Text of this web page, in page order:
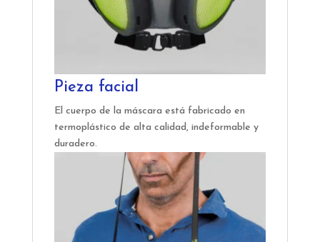
Pieza facial
El cuerpo de la máscara está fabricado en
termoplástico de alta calidad, indeformable y
duradero.